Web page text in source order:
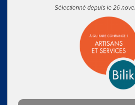
Sélectionné depuis le 26